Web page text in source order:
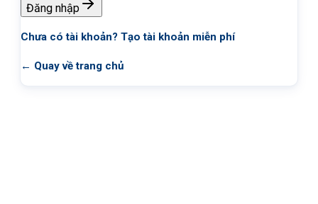
Đăng nhập
Chưa có tài khoản? Tạo tài khoản miễn phí
← Quay về trang chủ